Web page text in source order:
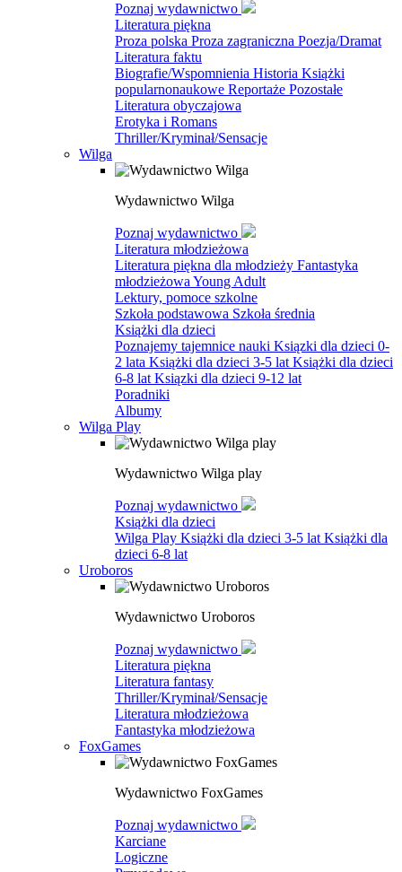
Poznaj wydawnictwo
Literatura piękna
Proza polska Proza zagraniczna Poezja/Dramat
Literatura faktu
Biografie/Wspomnienia Historia Książki
popularnonaukowe Reportaże Pozostałe
Literatura obyczajowa
Erotyka i Romans
Thriller/Kryminał/Sensacje
Wilga
Wydawnictwo Wilga
Poznaj wydawnictwo
Literatura młodzieżowa
Literatura piękna dla młodzieży Fantastyka
młodzieżowa Young Adult
Lektury, pomoce szkolne
Szkoła podstawowa Szkoła średnia
Książki dla dzieci
Poznajemy tajemnice nauki Ksiązki dla dzieci 0-
2 lata Książki dla dzieci 3-5 lat Książki dla dzieci
6-8 lat Ksiązki dla dzieci 9-12 lat
Poradniki
Albumy
Wilga Play
Wydawnictwo Wilga play
Poznaj wydawnictwo
Książki dla dzieci
Wilga Play Książki dla dzieci 3-5 lat Książki dla
dzieci 6-8 lat
Uroboros
Wydawnictwo Uroboros
Poznaj wydawnictwo
Literatura piękna
Literatura fantasy
Thriller/Kryminał/Sensacje
Literatura młodzieżowa
Fantastyka młodzieżowa
FoxGames
Wydawnictwo FoxGames
Poznaj wydawnictwo
Karciane
Logiczne